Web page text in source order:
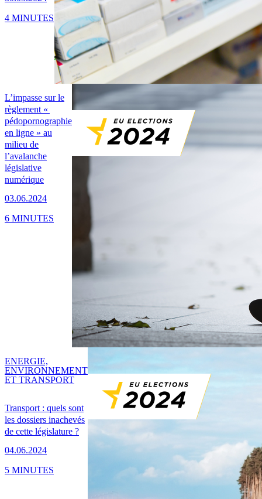
4 MINUTES
L’impasse sur le
règlement «
pédopornographie
en ligne » au
milieu de
l’avalanche
législative
numérique
03.06.2024
6 MINUTES
Transport : quels sont
les dossiers inachevés
de cette législature ?
04.06.2024
ENERGIE,
ENVIRONNEMENT
ET TRANSPORT
5 MINUTES